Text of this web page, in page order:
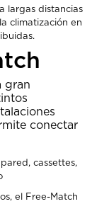
largas distancias
climatización en
gran
conectar
cassettes,
el Free-Match